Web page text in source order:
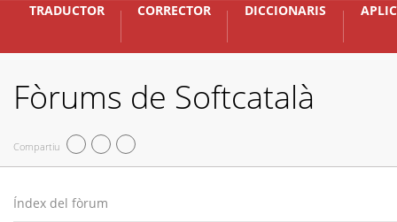
TRADUCTOR CORRECTOR DICCIONARIS
Fòrums de Softcatalà
Compartiu
Índex del fòrum